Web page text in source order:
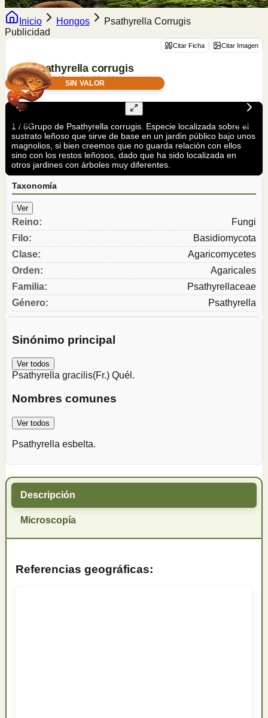
Inicio Hongos
Psathyrella Corrugis
Publicidad
Citar Ficha Citar Imagen
Psathyrella corrugis
(Pers.) Konrad & Maubl.
SIN VALOR
1 / 6Grupo de Psathyrella corrugis. Especie localizada sobre el
sustrato leñoso que sirve de base en un jardin público bajo unos
magnolios, si bien creemos que no guarda relación con ellos
sino con los restos leñosos, dado que ha sido localizada en
otros jardines con árboles muy diferentes.
Taxonomía
Ver
Reino:
Fungi
Filo:
Basidiomycota
Clase:
Agaricomycetes
Orden:
Agaricales
Familia:
Psathyrellaceae
Género: Psathyrella
Sinónimo principal
Ver todos
Psathyrella gracilis(Fr.) Quél.
Nombres comunes
Ver todos
Psathyrella esbelta.
Descripción
Microscopía
Referencias geográficas: